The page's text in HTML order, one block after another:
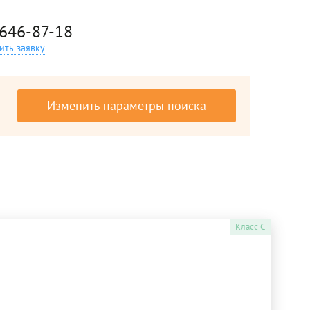
87-18
заявку
Изменить параметры поиска
Класс C